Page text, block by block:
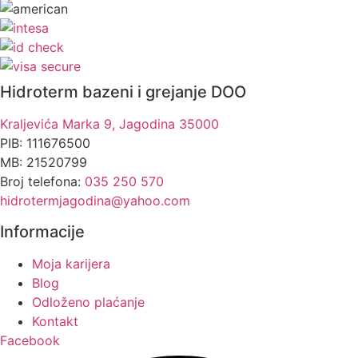
Hidroterm bazeni i grejanje DOO
Kraljevića Marka 9, Jagodina 35000
PIB: 111676500
MB: 21520799
Broj telefona: 035 250 570
hidrotermjagodina@yahoo.com
Informacije
Moja karijera
Blog
Odloženo plaćanje
Kontakt
Facebook